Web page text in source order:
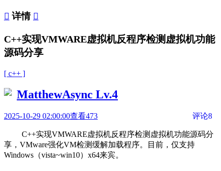
 详情 
C++实现VMWARE虚拟机反程序检测虚拟机功能
源码分享
[ c++ ]
MatthewAsync Lv.4
2025-10-29 02:00:00查看473 评论8
C++实现VMWARE虚拟机反程序检测虚拟机功能源码分
享，VMware强化VM检测缓解加载程序。目前，仅支持
Windows（vista~win10）x64来宾。